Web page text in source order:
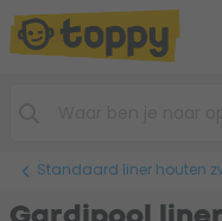
Standaard liner houten